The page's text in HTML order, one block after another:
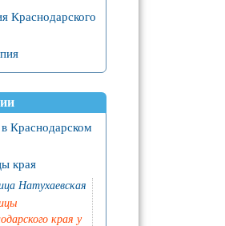
Краснодарского
Краснодарском
края
Натухаевская
края у